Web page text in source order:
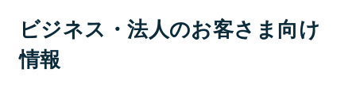
ビジネス・法人のお客さま向け
情報